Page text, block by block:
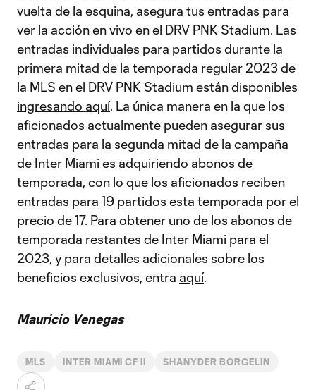
vuelta de la esquina, asegura tus entradas para
ver la acción en vivo en el DRV PNK Stadium. Las
entradas individuales para partidos durante la
primera mitad de la temporada regular 2023 de
la MLS en el DRV PNK Stadium están disponibles
ingresando aquí. La única manera en la que los
aficionados actualmente pueden asegurar sus
entradas para la segunda mitad de la campaña
de Inter Miami es adquiriendo abonos de
temporada, con lo que los aficionados reciben
entradas para 19 partidos esta temporada por el
precio de 17. Para obtener uno de los abonos de
temporada restantes de Inter Miami para el
2023, y para detalles adicionales sobre los
beneficios exclusivos, entra aquí.
Mauricio Venegas
MLS INTER MIAMI CF II SHANYDER BORGELIN